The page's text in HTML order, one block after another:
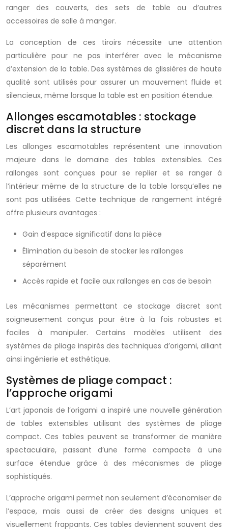
ranger des couverts, des sets de table ou d’autres
accessoires de salle à manger.
La conception de ces tiroirs nécessite une attention
particulière pour ne pas interférer avec le mécanisme
d’extension de la table. Des systèmes de glissières de haute
qualité sont utilisés pour assurer un mouvement fluide et
silencieux, même lorsque la table est en position étendue.
Allonges escamotables : stockage
discret dans la structure
Les allonges escamotables représentent une innovation
majeure dans le domaine des tables extensibles. Ces
rallonges sont conçues pour se replier et se ranger à
l’intérieur même de la structure de la table lorsqu’elles ne
sont pas utilisées. Cette technique de rangement intégré
offre plusieurs avantages :
Gain d’espace significatif dans la pièce
Élimination du besoin de stocker les rallonges
séparément
Accès rapide et facile aux rallonges en cas de besoin
Les mécanismes permettant ce stockage discret sont
soigneusement conçus pour être à la fois robustes et
faciles à manipuler. Certains modèles utilisent des
systèmes de pliage inspirés des techniques d’origami, alliant
ainsi ingénierie et esthétique.
Systèmes de pliage compact :
l’approche origami
L’art japonais de l’origami a inspiré une nouvelle génération
de tables extensibles utilisant des systèmes de pliage
compact. Ces tables peuvent se transformer de manière
spectaculaire, passant d’une forme compacte à une
surface étendue grâce à des mécanismes de pliage
sophistiqués.
L’approche origami permet non seulement d’économiser de
l’espace, mais aussi de créer des designs uniques et
visuellement frappants. Ces tables deviennent souvent des